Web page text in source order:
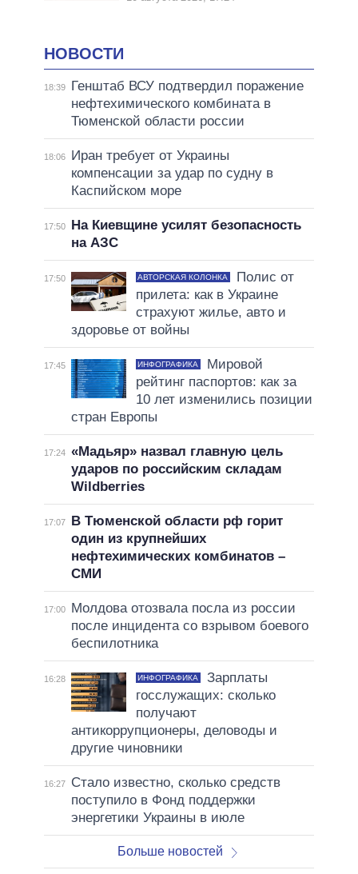
НОВОСТИ
18:39
Генштаб ВСУ подтвердил поражение
нефтехимического комбината в
Тюменской области россии
18:06
Иран требует от Украины
компенсации за удар по судну в
Каспийском море
17:50
На Киевщине усилят безопасность
на АЗС
17:50 АВТОРСКАЯ КОЛОНКА
Полис от
прилета: как в Украине
страхуют жилье, авто и
здоровье от войны
17:45 ИНФОГРАФИКА
Мировой
рейтинг паспортов: как за
10 лет изменились позиции
стран Европы
17:24 «Мадьяр» назвал главную цель
ударов по российским складам
Wildberries
17:07
В Тюменской области рф горит
один из крупнейших
нефтехимических комбинатов –
СМИ
17:00
Молдова отозвала посла из россии
после инцидента со взрывом боевого
беспилотника
16:28 ИНФОГРАФИКА
Зарплаты
госслужащих: сколько
получают
антикоррупционеры, деловоды и
другие чиновники
16:27
Стало известно, сколько средств
поступило в Фонд поддержки
энергетики Украины в июле
Больше новостей